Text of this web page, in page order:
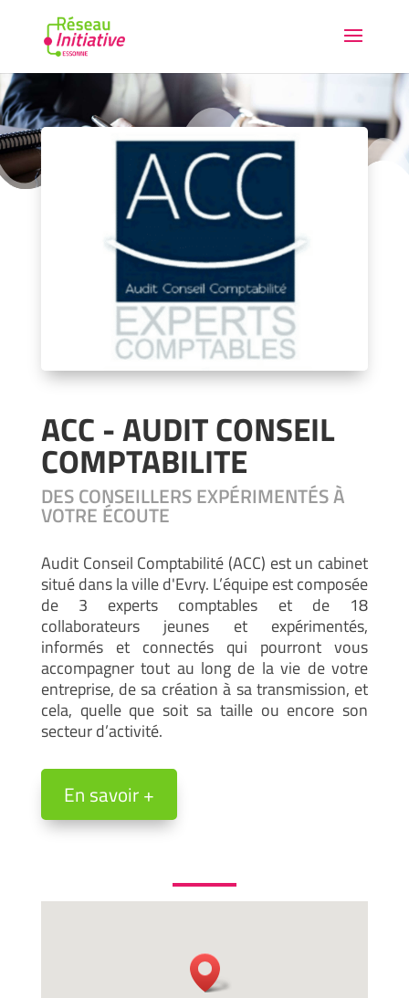
ACC - AUDIT CONSEIL
COMPTABILITE
DES CONSEILLERS EXPÉRIMENTÉS À
VOTRE ÉCOUTE
Audit Conseil Comptabilité (ACC) est un cabinet
situé dans la ville d'Evry. L’équipe est composée
de 3 experts comptables et de 18
collaborateurs jeunes et expérimentés,
informés et connectés qui pourront vous
accompagner tout au long de la vie de votre
entreprise, de sa création à sa transmission, et
cela, quelle que soit sa taille ou encore son
secteur d’activité.
En savoir +